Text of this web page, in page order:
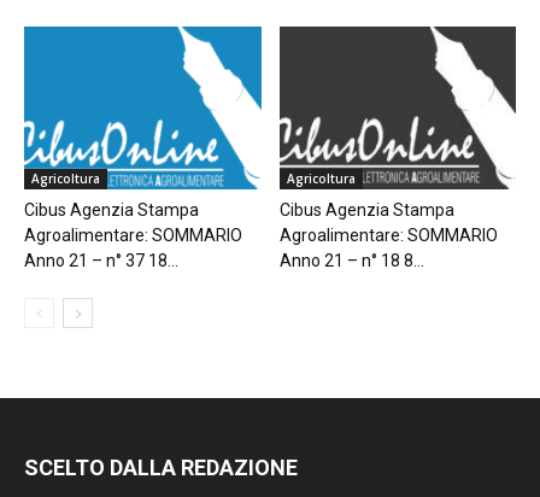
Agricoltura
Cibus Agenzia Stampa
Agroalimentare: SOMMARIO
Anno 21 – n° 37 18...
Agricoltura
Cibus Agenzia Stampa
Agroalimentare: SOMMARIO
Anno 21 – n° 18 8...
SCELTO DALLA REDAZIONE